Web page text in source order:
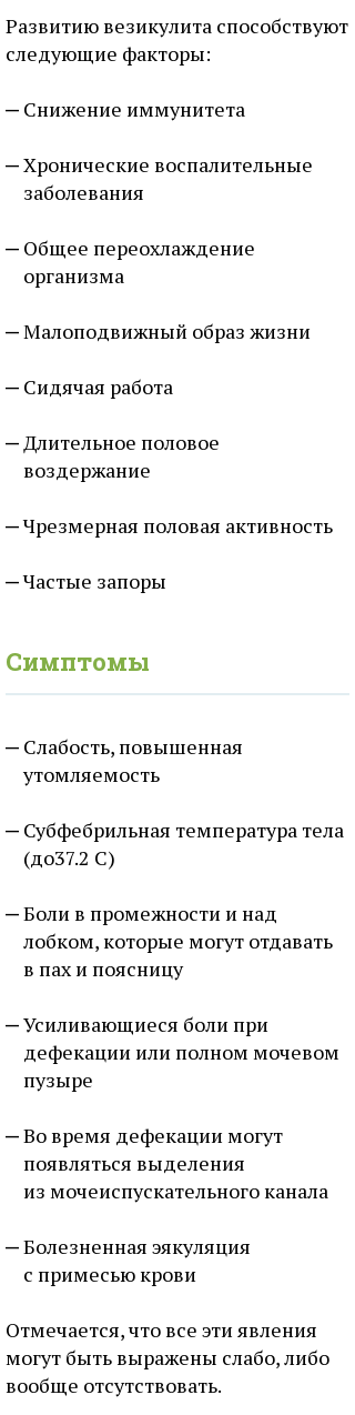
Развитию везикулита способствуют
следующие факторы:
Снижение иммунитета
Хронические воспалительные
заболевания
Общее переохлаждение
организма
Малоподвижный образ жизни
Сидячая работа
Длительное половое
воздержание
Чрезмерная половая активность
Частые запоры
Симптомы
Слабость, повышенная
утомляемость
Субфебрильная температура тела
(до37.2 С)
Боли в промежности и над
лобком, которые могут отдавать
в пах и поясницу
Усиливающиеся боли при
дефекации или полном мочевом
пузыре
Во время дефекации могут
появляться выделения
из мочеиспускательного канала
Болезненная эякуляция
с примесью крови
Отмечается, что все эти явления
могут быть выражены слабо, либо
вообще отсутствовать.